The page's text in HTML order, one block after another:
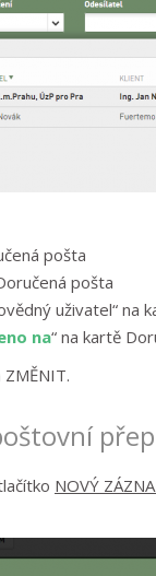
pošta
pošta
uživatel“ na
na“ na kartě
NOVÝ